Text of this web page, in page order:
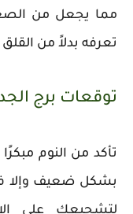
مما يجعل من
تعرفه بدلاً من
توقعات برج
تأكد من النوم
بشكل ضعيف وإلا
لتشجيعك على